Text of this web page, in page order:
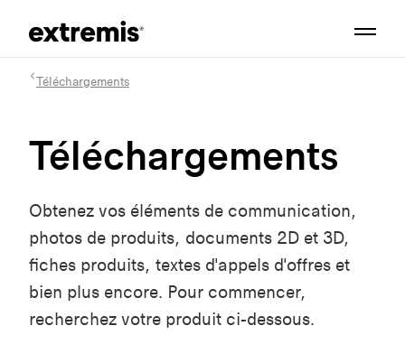
Téléchargements
Téléchargements
Obtenez vos éléments de communication,
photos de produits, documents 2D et 3D,
fiches produits, textes d'appels d'offres et
bien plus encore. Pour commencer,
recherchez votre produit ci-dessous.